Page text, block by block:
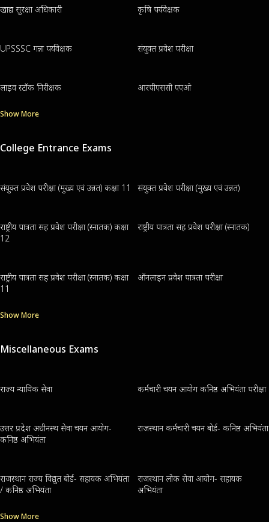
खाद्य सुरक्षा अधिकारी कृषि पर्यवेक्षक
UPSSSC गन्ना पर्यवेक्षक संयुक्त प्रवेश परीक्षा
लाइव स्टॉक निरीक्षक आरपीएससी एएओ
Show More
College Entrance Exams
संयुक्त प्रवेश परीक्षा (मुख्य एवं उन्नत) कक्षा 11 संयुक्त प्रवेश परीक्षा (मुख्य एवं उन्नत)
राष्ट्रीय पात्रता सह प्रवेश परीक्षा (स्नातक) कक्षा
12
राष्ट्रीय पात्रता सह प्रवेश परीक्षा (स्नातक)
राष्ट्रीय पात्रता सह प्रवेश परीक्षा (स्नातक) कक्षा
11
ऑनलाइन प्रवेश पात्रता परीक्षा
Show More
Miscellaneous Exams
राज्य न्यायिक सेवा कर्मचारी चयन आयोग कनिष्ठ अभियंता परीक्षा
उत्तर प्रदेश अधीनस्थ सेवा चयन आयोग-
कनिष्ठ अभियंता
राजस्थान कर्मचारी चयन बोर्ड- कनिष्ठ अभियंता
राजस्थान राज्य विद्युत बोर्ड- सहायक अभियंता
/ कनिष्ठ अभियंता
राजस्थान लोक सेवा आयोग- सहायक
अभियंता
Show More